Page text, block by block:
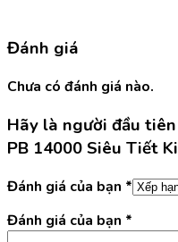
Đánh giá
Chưa có đánh giá nào.
Hãy là người đầu
PB 14000 Siêu Tiết
Đánh giá của bạn *
Đánh giá của bạn *